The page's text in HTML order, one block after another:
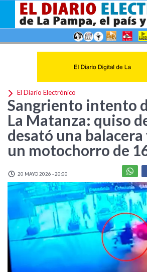
El Diario Electrónico
Sangriento intento
La Matanza: quiso
desató una balacera
un motochorro de
20 MAYO 2026 - 20:00